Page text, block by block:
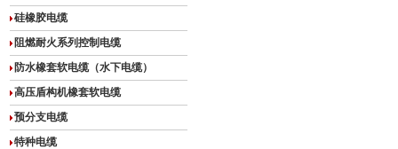
硅橡胶电缆
阻燃耐火系列控制电缆
防水橡套软电缆（水下电缆）
高压盾构机橡套软电缆
预分支电缆
特种电缆